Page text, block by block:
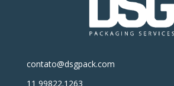
contato@dsgpack.com
11 99822.1263